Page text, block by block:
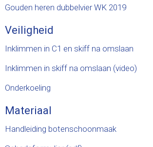
Gouden heren dubbelvier WK 2019
Veiligheid
Inklimmen in C1 en skiff na omslaan
Inklimmen in skiff na omslaan (video)
Onderkoeling
Materiaal
Handleiding botenschoonmaak